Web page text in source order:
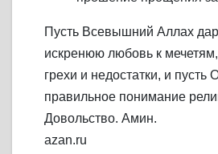
Пусть Всевышний Аллах
искренюю любовь к
грехи и недостатки, и пусть
правильное понимание
Довольство. Амин.
azan.ru